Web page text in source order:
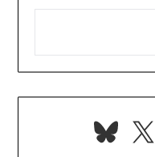
X